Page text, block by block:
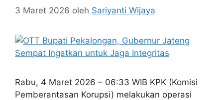
3 Maret 2026 oleh Sariyanti Wijaya
Rabu, 4 Maret 2026 – 06:33 WIB KPK (Komisi
Pemberantasan Korupsi) melakukan operasi